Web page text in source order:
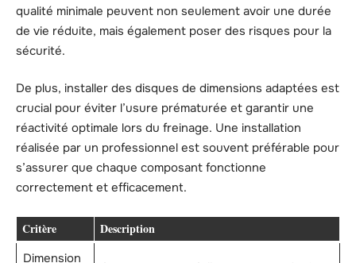
qualité minimale peuvent non seulement avoir une durée
de vie réduite, mais également poser des risques pour la
sécurité.
De plus, installer des disques de dimensions adaptées est
crucial pour éviter l’usure prématurée et garantir une
réactivité optimale lors du freinage. Une installation
réalisée par un professionnel est souvent préférable pour
s’assurer que chaque composant fonctionne
correctement et efficacement.
Critère Description
Dimension